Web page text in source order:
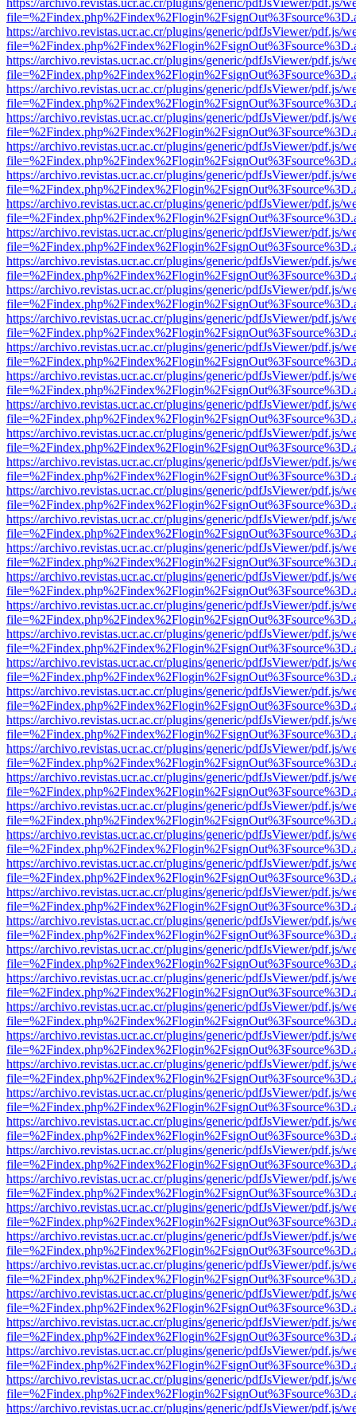
https://archivo.revistas.ucr.ac.cr/plugins/generic/pdfJsViewer/pdf.js/
https://archivo.revistas.ucr.ac.cr/plugins/generic/pdfJsViewer/pdf.js/
https://archivo.revistas.ucr.ac.cr/plugins/generic/pdfJsViewer/pdf.js/
https://archivo.revistas.ucr.ac.cr/plugins/generic/pdfJsViewer/pdf.js/
https://archivo.revistas.ucr.ac.cr/plugins/generic/pdfJsViewer/pdf.js/
https://archivo.revistas.ucr.ac.cr/plugins/generic/pdfJsViewer/pdf.js/
https://archivo.revistas.ucr.ac.cr/plugins/generic/pdfJsViewer/pdf.js/
https://archivo.revistas.ucr.ac.cr/plugins/generic/pdfJsViewer/pdf.js/
https://archivo.revistas.ucr.ac.cr/plugins/generic/pdfJsViewer/pdf.js/
https://archivo.revistas.ucr.ac.cr/plugins/generic/pdfJsViewer/pdf.js/
https://archivo.revistas.ucr.ac.cr/plugins/generic/pdfJsViewer/pdf.js/
https://archivo.revistas.ucr.ac.cr/plugins/generic/pdfJsViewer/pdf.js/
https://archivo.revistas.ucr.ac.cr/plugins/generic/pdfJsViewer/pdf.js/
https://archivo.revistas.ucr.ac.cr/plugins/generic/pdfJsViewer/pdf.js/
https://archivo.revistas.ucr.ac.cr/plugins/generic/pdfJsViewer/pdf.js/
https://archivo.revistas.ucr.ac.cr/plugins/generic/pdfJsViewer/pdf.js/
https://archivo.revistas.ucr.ac.cr/plugins/generic/pdfJsViewer/pdf.js/
https://archivo.revistas.ucr.ac.cr/plugins/generic/pdfJsViewer/pdf.js/
https://archivo.revistas.ucr.ac.cr/plugins/generic/pdfJsViewer/pdf.js/
https://archivo.revistas.ucr.ac.cr/plugins/generic/pdfJsViewer/pdf.js/
https://archivo.revistas.ucr.ac.cr/plugins/generic/pdfJsViewer/pdf.js/
https://archivo.revistas.ucr.ac.cr/plugins/generic/pdfJsViewer/pdf.js/
https://archivo.revistas.ucr.ac.cr/plugins/generic/pdfJsViewer/pdf.js/
https://archivo.revistas.ucr.ac.cr/plugins/generic/pdfJsViewer/pdf.js/
https://archivo.revistas.ucr.ac.cr/plugins/generic/pdfJsViewer/pdf.js/
https://archivo.revistas.ucr.ac.cr/plugins/generic/pdfJsViewer/pdf.js/
https://archivo.revistas.ucr.ac.cr/plugins/generic/pdfJsViewer/pdf.js/
https://archivo.revistas.ucr.ac.cr/plugins/generic/pdfJsViewer/pdf.js/
https://archivo.revistas.ucr.ac.cr/plugins/generic/pdfJsViewer/pdf.js/
https://archivo.revistas.ucr.ac.cr/plugins/generic/pdfJsViewer/pdf.js/
https://archivo.revistas.ucr.ac.cr/plugins/generic/pdfJsViewer/pdf.js/
https://archivo.revistas.ucr.ac.cr/plugins/generic/pdfJsViewer/pdf.js/
https://archivo.revistas.ucr.ac.cr/plugins/generic/pdfJsViewer/pdf.js/
https://archivo.revistas.ucr.ac.cr/plugins/generic/pdfJsViewer/pdf.js/
https://archivo.revistas.ucr.ac.cr/plugins/generic/pdfJsViewer/pdf.js/
https://archivo.revistas.ucr.ac.cr/plugins/generic/pdfJsViewer/pdf.js/
https://archivo.revistas.ucr.ac.cr/plugins/generic/pdfJsViewer/pdf.js/
https://archivo.revistas.ucr.ac.cr/plugins/generic/pdfJsViewer/pdf.js/
https://archivo.revistas.ucr.ac.cr/plugins/generic/pdfJsViewer/pdf.js/
https://archivo.revistas.ucr.ac.cr/plugins/generic/pdfJsViewer/pdf.js/
https://archivo.revistas.ucr.ac.cr/plugins/generic/pdfJsViewer/pdf.js/
https://archivo.revistas.ucr.ac.cr/plugins/generic/pdfJsViewer/pdf.js/
https://archivo.revistas.ucr.ac.cr/plugins/generic/pdfJsViewer/pdf.js/
https://archivo.revistas.ucr.ac.cr/plugins/generic/pdfJsViewer/pdf.js/
https://archivo.revistas.ucr.ac.cr/plugins/generic/pdfJsViewer/pdf.js/
https://archivo.revistas.ucr.ac.cr/plugins/generic/pdfJsViewer/pdf.js/
https://archivo.revistas.ucr.ac.cr/plugins/generic/pdfJsViewer/pdf.js/
https://archivo.revistas.ucr.ac.cr/plugins/generic/pdfJsViewer/pdf.js/
https://archivo.revistas.ucr.ac.cr/plugins/generic/pdfJsViewer/pdf.js/
https://archivo.revistas.ucr.ac.cr/plugins/generic/pdfJsViewer/pdf.js/